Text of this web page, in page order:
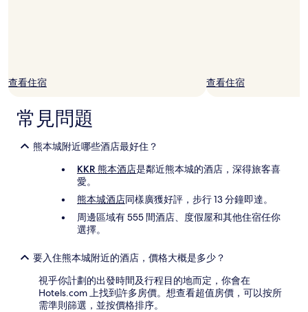
查看住宿 查看住宿
常見問題
熊本城附近哪些酒店最好住？
KKR 熊本酒店是鄰近熊本城的酒店，深得旅客喜
愛。
熊本城酒店同樣廣獲好評，步行 13 分鐘即達。
周邊區域有 555 間酒店、度假屋和其他住宿任你
選擇。
要入住熊本城附近的酒店，價格大概是多少？
視乎你計劃的出發時間及行程目的地而定，你會在
Hotels.com 上找到許多房價。想查看超值房價，可以按所
需準則篩選，並按價格排序。